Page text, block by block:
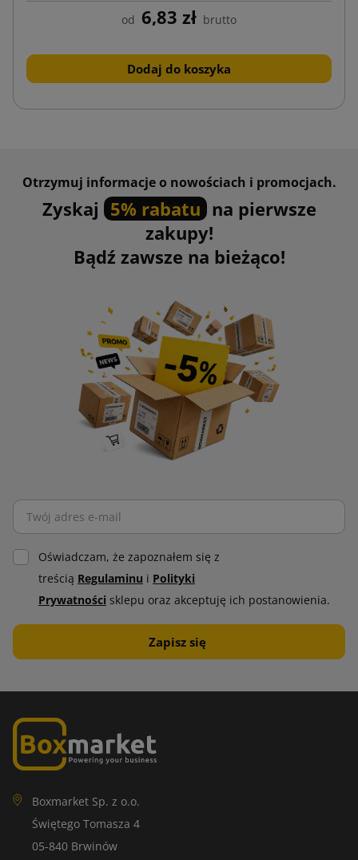
od 6,83 zł brutto
Dodaj do koszyka
Otrzymuj informacje o nowościach i promocjach.
Zyskaj 5% rabatu na pierwsze
zakupy!
Bądź zawsze na bieżąco!
Oświadczam, że zapoznałem się z
treścią Regulaminu i Polityki
Prywatności sklepu oraz akceptuję ich postanowienia.
Boxmarket Sp. z o.o.
Świętego Tomasza 4
05-840 Brwinów